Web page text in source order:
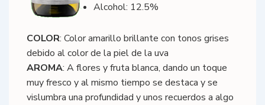
Alcohol: 12.5%
COLOR: Color amarillo brillante con tonos grises
debido al color de la piel de la uva
AROMA: A flores y fruta blanca, dando un toque
muy fresco y al mismo tiempo se destaca y se
vislumbra una profundidad y unos recuerdos a algo